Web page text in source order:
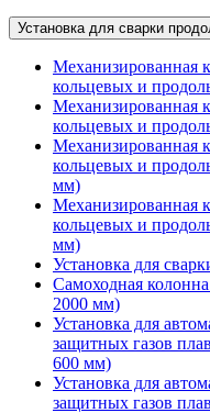
Установка для сварки
Механизированная
кольцевых и
Механизированная
кольцевых и
Механизированная
кольцевых и
мм)
Механизированная
кольцевых и
мм)
Установка для
Самоходная
2000 мм)
Установка для
защитных газов
600 мм)
Установка для
защитных газов